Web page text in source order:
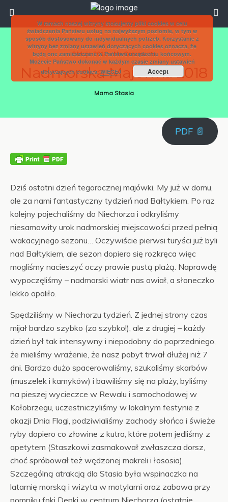
6 Maja 2018 • No Comments
Nadmorska Majówka’2018
Mama Stasia
PDF 📄
Dziś ostatni dzień tegorocznej majówki. My już w domu,
ale za nami fantastyczny tydzień nad Bałtykiem. Po raz
kolejny pojechaliśmy do Niechorza i odkryliśmy
niesamowity urok nadmorskiej miejscowości przed pełnią
wakacyjnego sezonu… Oczywiście pierwsi turyści już byli
nad Bałtykiem, ale sezon dopiero się rozkręca więc
mogliśmy nacieszyć oczy prawie pustą plażą. Naprawdę
wypoczęliśmy – nadmorski wiatr nas owiał, a słoneczko
lekko opaliło.
Spędziliśmy w Niechorzu tydzień. Z jednej strony czas
mijał bardzo szybko (za szybko!), ale z drugiej – każdy
dzień był tak intensywny i niepodobny do poprzedniego,
że mieliśmy wrażenie, że nasz pobyt trwał dłużej niż 7
dni. Bardzo dużo spacerowaliśmy, szukaliśmy skarbów
(muszelek i kamyków) i bawiliśmy się na plaży, byliśmy
na pieszej wycieczce w Rewalu i samochodowej w
Kołobrzegu, uczestniczyliśmy w lokalnym festynie z
okazji Dnia Flagi, podziwialiśmy zachody słońca i świeże
ryby dopiero co złowine z kutra, które potem jedliśmy z
apetytem (Staszkowi zasmakował zwłaszcza dorsz,
choć spróbował też wędzonej makreli i łososia).
Szczególną atrakcją dla Stasia była wspinaczka na
latarnię morską i wizyta w motylarni oraz zabawa przy
pomniku foki Depki w centrum Niechorza (ostatnie
W ramach naszej witryny stosujemy pliki cookies w celu
świadczenia Państwu usług na najwyższym poziomie, w tym w
sposób dostosowany do indywidualnych potrzeb. Korzystanie z
witryny bez zmiany ustawień dotyczących cookies oznacza, że
będą one zamieszczane w Państwa urządzeniu końcowym.
Możecie Państwo dokonać w każdym czasie zmiany ustawień
dotyczących cookies.WIĘCEJ Accept